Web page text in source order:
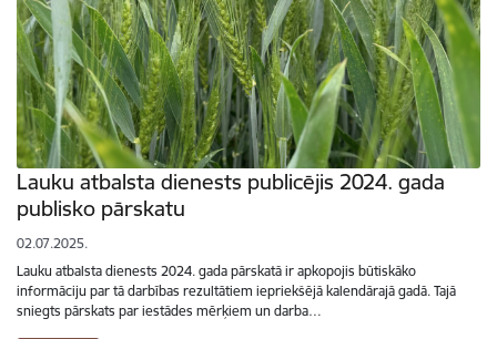
Lauku atbalsta dienests publicējis 2024. gada
publisko pārskatu
02.07.2025.
Lauku atbalsta dienests 2024. gada pārskatā ir apkopojis būtiskāko
informāciju par tā darbības rezultātiem iepriekšējā kalendārajā gadā. Tajā
sniegts pārskats par iestādes mērķiem un darba…